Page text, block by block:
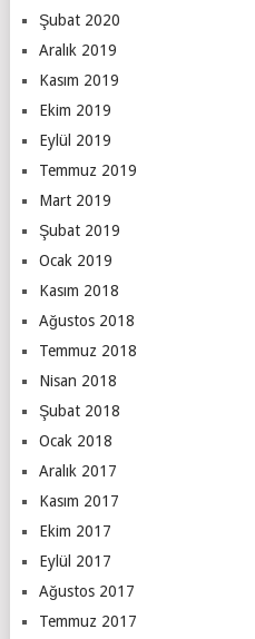
Şubat 2020
Aralık 2019
Kasım 2019
Ekim 2019
Eylül 2019
Temmuz 2019
Mart 2019
Şubat 2019
Ocak 2019
Kasım 2018
Ağustos 2018
Temmuz 2018
Nisan 2018
Şubat 2018
Ocak 2018
Aralık 2017
Kasım 2017
Ekim 2017
Eylül 2017
Ağustos 2017
Temmuz 2017